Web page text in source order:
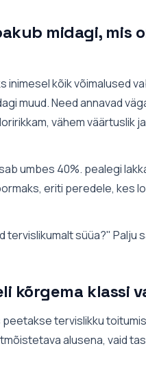
midagi, mis
kõik võimalused
muud. Need annavad
vähem väärtuslik
umbes 40%. pealegi
eriti peredele, kes
süüa?" Palju
kõrgema klassi
tervislikku
alusena, vaid